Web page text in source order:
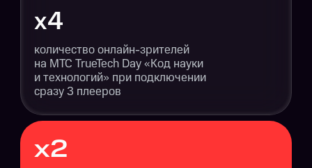
х2
количество онлайн-зрителей
на МТС TrueTech Day «Код науки
и технологий» при подключении
сразу 3 плееров
х4